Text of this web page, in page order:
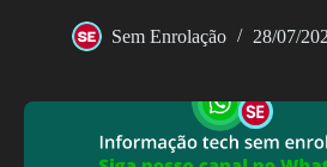
Sem Enrolação 28/07/